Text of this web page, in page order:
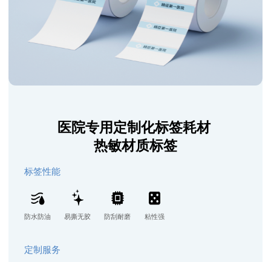
医院专用定制化标签耗材
热敏材质标签
标签性能
防水防油 易撕无胶 防刮耐磨 粘性强
定制服务